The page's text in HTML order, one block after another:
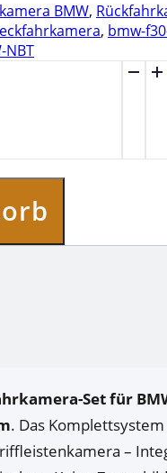
BMW,
, bmw-
NBT
Set für
. Das
–